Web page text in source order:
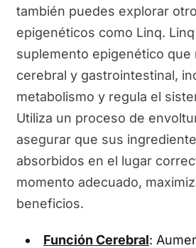
también puedes explorar
epigenéticos como Linq.
suplemento epigenético que
cerebral y gastrointestinal,
metabolismo y regula el
Utiliza un proceso de
asegurar que sus
absorbidos en el lugar
momento adecuado,
beneficios.
Función Cerebral: